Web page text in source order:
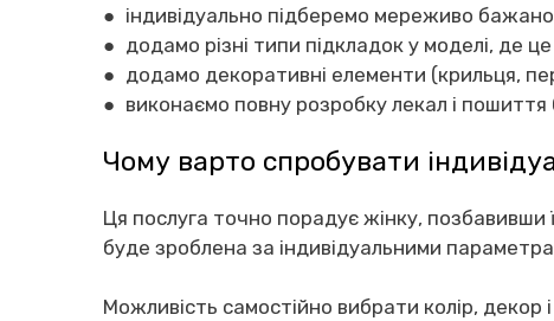
● індивідуально підберемо мереживо
● додамо різні типи підкладок у моделі, де
● додамо декоративні елементи (крильця,
● виконаємо повну розробку лекал і пошиття
Чому варто спробувати
Ця послуга точно порадує жінку, позбавивши
буде зроблена за індивідуальними
Можливість самостійно вибрати колір, декор